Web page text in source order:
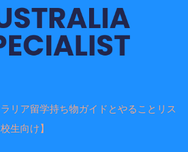
リア留学持ち物ガイドとやることリス
生向け】